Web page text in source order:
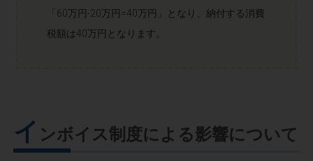
「60万円-20万円=40万円」となり、納付する消費
税額は40万円となります。
イ ンボイス制度による影響について